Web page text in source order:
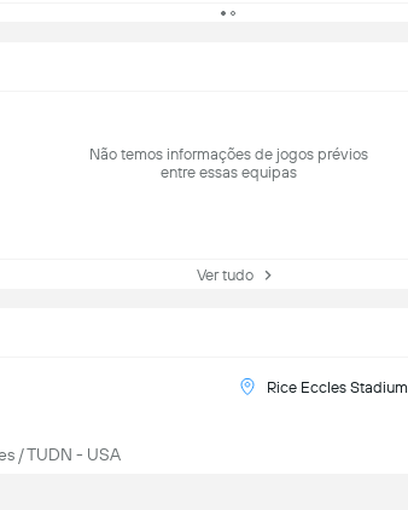
Rice Eccles Stadium
/ TUDN - USA
Não temos informações de jogos prévios
entre essas equipas
Ver tudo